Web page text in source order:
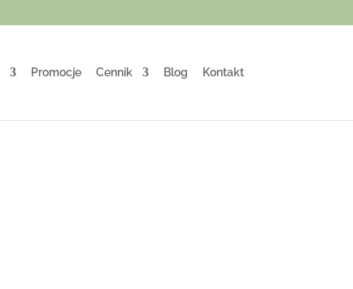
Promocje Cennik Blog Kontakt